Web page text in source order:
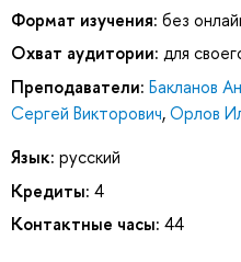
Формат изучения: без
Охват аудитории: для
Преподаватели: Бакланов
Сергей Викторович,Орлов
Язык: русский
Кредиты: 4
Контактные часы: 44